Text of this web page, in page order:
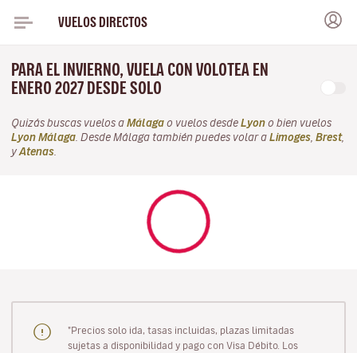
VUELOS DIRECTOS
PARA EL INVIERNO, VUELA CON VOLOTEA EN
ENERO 2027 DESDE SOLO
Quizás buscas vuelos a Málaga o vuelos desde Lyon o bien vuelos
Lyon Málaga . Desde Málaga también puedes volar a Limoges Brest,
y Atenas
"Precios solo ida, tasas incluidas, plazas limitadas
sujetas a disponibilidad y pago con Visa Débito. Los